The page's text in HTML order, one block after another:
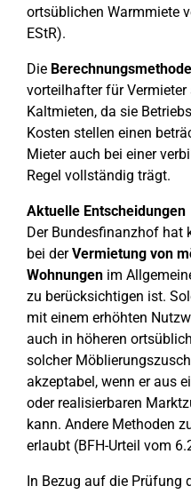
ortsüblichen Warmmiete
EStR).
Die
vorteilhafter für
Kaltmieten, da sie
Kosten stellen einen
Mieter auch bei einer
Regel vollständig trägt.
Aktuelle Entscheidungen
Der Bundesfinanzhof hat
bei derVermietung von
Wohnungen im
zu berücksichtigen ist.
mit einem erhöhten
auch in höheren
solcher
akzeptabel, wenn er aus
oder realisierbaren
kann. Andere Methoden
erlaubt (BFH-Urteil vom
In Bezug auf die Prüfung